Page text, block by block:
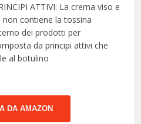
ATTIVI: La crema viso e
contiene la tossina
dei prodotti per
da principi attivi che
al botulino
DA AMAZON